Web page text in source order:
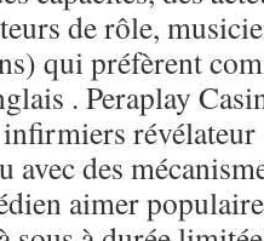
de rôle,
qui préfèrent
. Peraplay
avec des
aimer